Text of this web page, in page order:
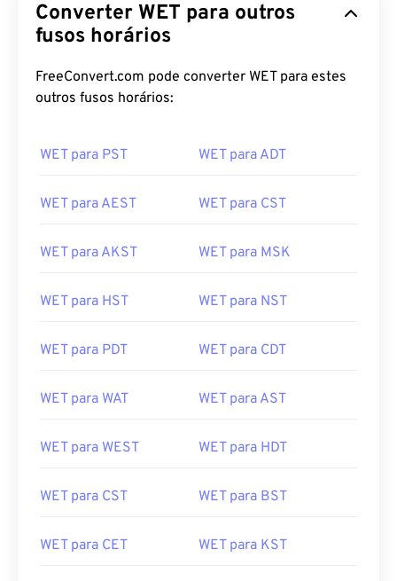
Converter WET para outros
fusos horários
FreeConvert.com pode converter WET para estes
outros fusos horários:
WET para PST WET para ADT
WET para AEST WET para CST
WET para AKST WET para MSK
WET para HST WET para NST
WET para PDT WET para CDT
WET para WAT WET para AST
WET para WEST WET para HDT
WET para CST WET para BST
WET para CET WET para KST